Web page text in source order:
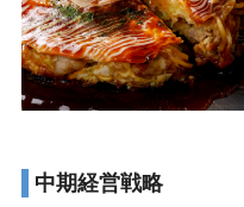
中期経営戦略